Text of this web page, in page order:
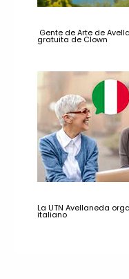
Gente de Arte de
gratuita de Clown
La UTN Avellaneda
italiano